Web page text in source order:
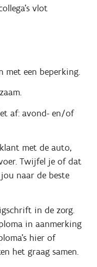
vlot
met een beperking.
af: avond- en/of
met de auto,
Twijfel je of dat
naar de beste
in de zorg.
in aanmerking
hier of
het graag samen.